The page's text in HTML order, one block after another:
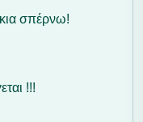
σπέρνω!
!!!